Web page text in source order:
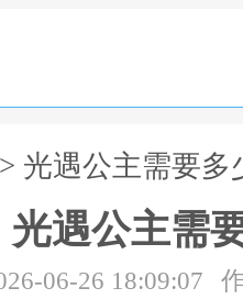
> 光遇公主需要多
光遇公主需
06-26 18:09:07